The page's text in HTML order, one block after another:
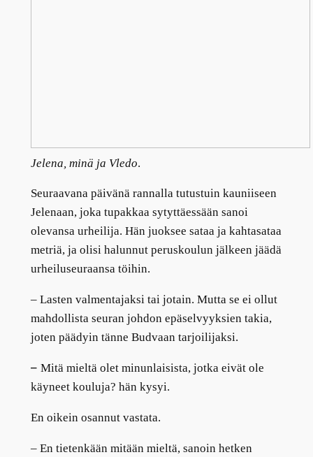
Jelena, minä ja Vledo.
Seuraavana päivänä rannalla tutustuin kauniiseen
Jelenaan, joka tupakkaa sytyttäessään sanoi
olevansa urheilija. Hän juoksee sataa ja kahtasataa
metriä, ja olisi halunnut peruskoulun jälkeen jäädä
urheiluseuraansa töihin.
– Lasten valmentajaksi tai jotain. Mutta se ei ollut
mahdollista seuran johdon epäselvyyksien takia,
joten päädyin tänne Budvaan tarjoilijaksi.
– Mitä mieltä olet minunlaisista, jotka eivät ole
käyneet kouluja? hän kysyi.
En oikein osannut vastata.
– En tietenkään mitään mieltä, sanoin hetken